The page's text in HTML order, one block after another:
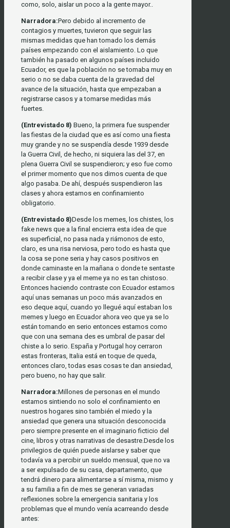
como, solo, aislar un poco a la gente mayor..
Narradora:Pero debido al incremento de
contagios y muertes, tuvieron que seguir las
mismas medidas que han tomado los demás
países empezando con el aislamiento. Lo que
también ha pasado en algunos países incluido
Ecuador, es que la población no se tomaba muy en
serio o no se daba cuenta de la gravedad del
avance de la situación, hasta que empezaban a
registrarse casos y a tomarse medidas más
fuertes.
(Entrevistado 8) Bueno, la primera fue suspender
las fiestas de la ciudad que es así como una fiesta
muy grande y no se suspendía desde 1939 desde
la Guerra Civil, de hecho, ni siquiera las del 37, en
plena Guerra Civil se suspendieron; y eso fue como
el primer momento que nos dimos cuenta de que
algo pasaba. De ahí, después suspendieron las
clases y ahora estamos en confinamiento
obligatorio.
(Entrevistado 8)Desde los memes, los chistes, los
fake news que a la final encierra esta idea de que
es superficial, no pasa nada y riámonos de esto,
claro, es una risa nerviosa, pero todo es hasta que
la cosa se pone seria y hay casos positivos en
donde caminaste en la mañana o donde te sentaste
a recibir clase y ya el meme ya no es tan chistoso.
Entonces haciendo contraste con Ecuador estamos
aquí unas semanas un poco más avanzados en
eso deque aquí, cuando yo llegué aquí estaban los
memes y luego en Ecuador ahora veo que ya se lo
están tomando en serio entonces estamos como
que con una semana des es umbral de pasar del
chiste a lo serio. España y Portugal hoy cerraron
estas fronteras, Italia está en toque de queda,
entonces claro, todas esas cosas te dan ansiedad,
pero bueno, no hay que salir.
Narradora:Millones de personas en el mundo
estamos sintiendo no solo el confinamiento en
nuestros hogares sino también el miedo y la
ansiedad que genera una situación desconocida
pero siempre presente en el imaginario ficticio del
cine, libros y otras narrativas de desastre.Desde los
privilegios de quién puede aislarse y saber que
todavía va a percibir un sueldo mensual, que no va
a ser expulsado de su casa, departamento, que
tendrá dinero para alimentarse a sí misma, mismo y
a su familia a fin de mes se generan variadas
reflexiones sobre la emergencia sanitaria y los
problemas que el mundo venía acarreando desde
antes: